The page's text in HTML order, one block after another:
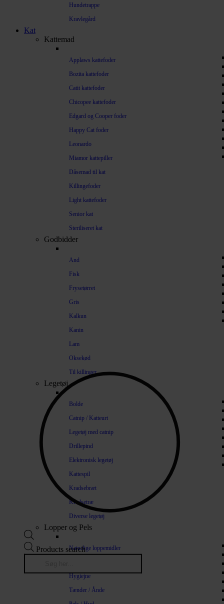
Hundetrappe
Kravlegård
Kat
Kattemad
Applaws kattefoder
Bozita kattefoder
Catit kattefoder
Chicopee kattefoder
Edgard og Cooper foder
Happy Cat foder
Leonardo
Miamor kattepiller
Dåsemad til kat
Killingefoder
Light kattefoder
Senior kat
Steriliseret kat
Godbidder
And
Fisk
Frysetørret
Gris
Kalkun
Kanin
Lam
Oksekød
Til killinger
Legetøj
Bolde
Catnip / Katteurt
Legetøj med catnip
Drillepind
Elektronisk legetøj
Kattespil
Kradsebræt
Kradsetræ
Diverse legetøj
Lopper og Pels
Naturlige loppemidler
Hygiejne
Tænder / Ånde
Products search